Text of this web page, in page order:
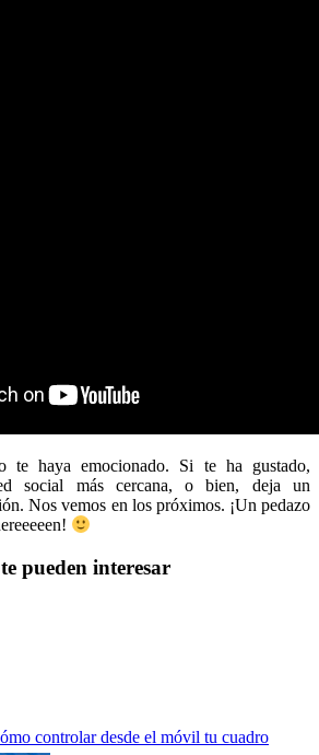
te haya emocionado. Si te ha gustado,
social más cercana, o bien, deja un
Nos vemos en los próximos. ¡Un pedazo
pueden interesar
controlar desde el móvil tu cuadro